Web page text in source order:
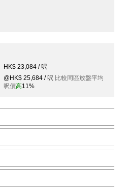
HK$ 23,084 / 呎
@HK$ 25,684 / 呎 比較同區放盤平均
呎價高11%